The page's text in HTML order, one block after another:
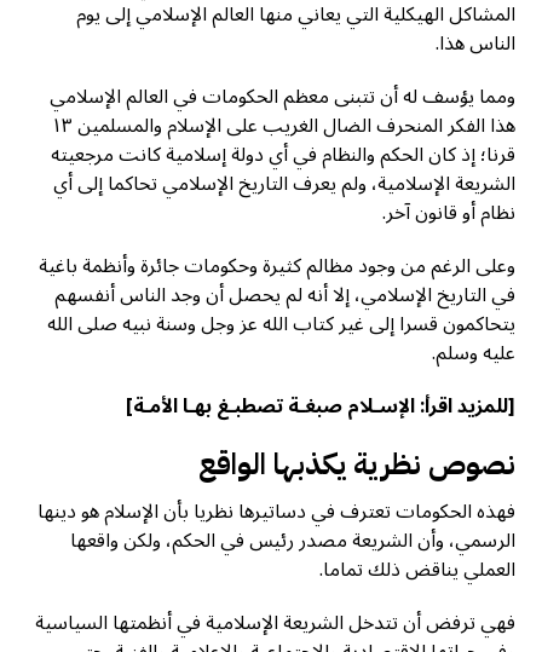
المشاكل الهيكلية التي يعاني منها العالم الإسلامي إلى يوم
الناس هذا.
ومما يؤسف له أن تتبنى معظم الحكومات في العالم الإسلامي
هذا الفكر المنحرف الضال الغريب على الإسلام والمسلمين ١٣
قرنا؛ إذ كان الحكم والنظام في أي دولة إسلامية كانت مرجعيته
الشريعة الإسلامية، ولم يعرف التاريخ الإسلامي تحاكما إلى أي
نظام أو قانون آخر.
وعلى الرغم من وجود مظالم كثيرة وحكومات جائرة وأنظمة باغية
في التاريخ الإسلامي، إلا أنه لم يحصل أن وجد الناس أنفسهم
يتحاكمون قسرا إلى غير كتاب الله عز وجل وسنة نبيه صلى الله
عليه وسلم.
[للمزيد اقرأ:الإسـلام صبغـة تصطبـغ بهـا الأمـة]
نصوص نظرية يكذبها الواقع
فهذه الحكومات تعترف في دساتيرها نظريا بأن الإسلام هو دينها
الرسمي، وأن الشريعة مصدر رئيس في الحكم، ولكن واقعها
العملي يناقض ذلك تماما.
فهي ترفض أن تتدخل الشريعة الإسلامية في أنظمتها السياسية